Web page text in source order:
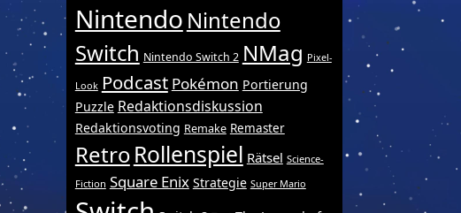
Nintendo Nintendo
Switch Nintendo Switch 2 NMag Pixel-
Look Podcast Pokémon Portierung
Puzzle Redaktionsdiskussion
Redaktionsvoting Remake Remaster
RetroRollenspiel Rätsel Science-
Fiction Square Enix Strategie Super Mario